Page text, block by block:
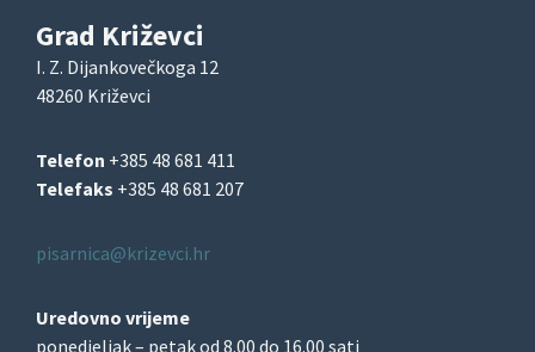
Grad Križevci
I. Z. Dijankovečkoga 12
48260 Križevci
Telefon +385 48 681 411
Telefaks +385 48 681 207
pisarnica@krizevci.hr
Uredovno vrijeme
ponedjeljak – petak od 8.00 do 16.00 sati